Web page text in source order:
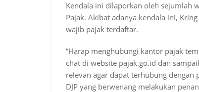
Kendala ini dilaporkan oleh sejumlah
Pajak. Akibat adanya kendala ini,
wajib pajak terdaftar.
“Harap menghubungi kantor pajak
chat di website pajak.go.id dan
relevan agar dapat terhubung
DJP yang berwenang melakukan